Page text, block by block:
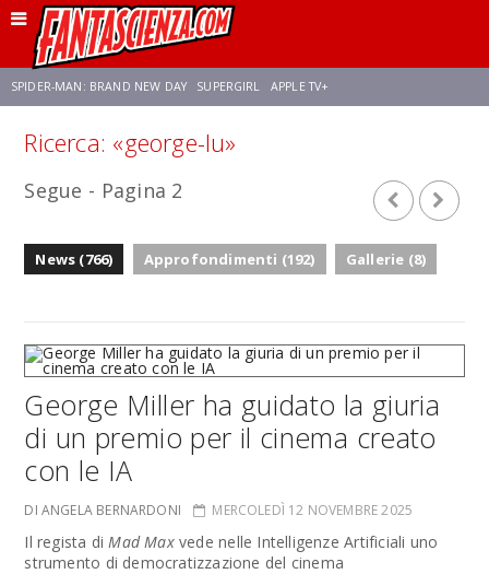
SPIDER-MAN: BRAND NEW DAY SUPERGIRL APPLE TV+
FRANCO RICCIARDIELLO ZENDAYA
Ricerca: «george-lu»
Segue - Pagina 2
News (766) Approfondimenti (192) Gallerie (8)
George Miller ha guidato la giuria
di un premio per il cinema creato
con le IA
DI ANGELA BERNARDONI MERCOLEDÌ 12 NOVEMBRE 2025
Il regista diMad Maxvede nelle Intelligenze Artificiali uno
strumento di democratizzazione del cinema